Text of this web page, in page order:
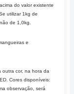
do valor existente
utilizar 1kg de
de 1,0kg.
e
outra cor, na hora da
Cores disponíveis:
observação, será